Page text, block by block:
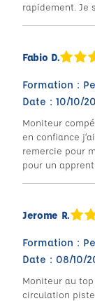
rapidement. Je
Fabio D.
Formation :
Date : 10/10/
Moniteur
en confiance
remercie pour
pour un
Jerome R.
Formation :
Date : 08/10/
Moniteur au
circulation